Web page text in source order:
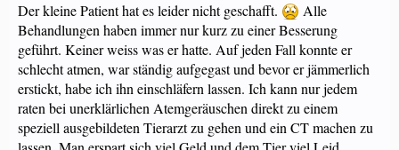
Der kleine Patient hat es leider nicht geschafft.
Alle
Behandlungen haben immer nur kurz zu einer Besserung
geführt. Keiner weiss was er hatte. Auf jeden Fall konnte er
schlecht atmen, war ständig aufgegast und bevor er jämmerlich
erstickt, habe ich ihn einschläfern lassen. Ich kann nur jedem
raten bei unerklärlichen Atemgeräuschen direkt zu einem
speziell ausgebildeten Tierarzt zu gehen und ein CT machen zu